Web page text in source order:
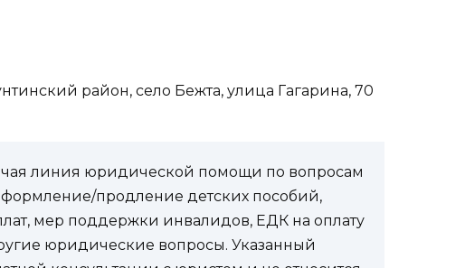
район, село Бежта, улица Гагарина, 70
линия юридической помощи по вопросам
продление детских пособий,
мер поддержки инвалидов, ЕДК на оплату
юридические вопросы. Указанный